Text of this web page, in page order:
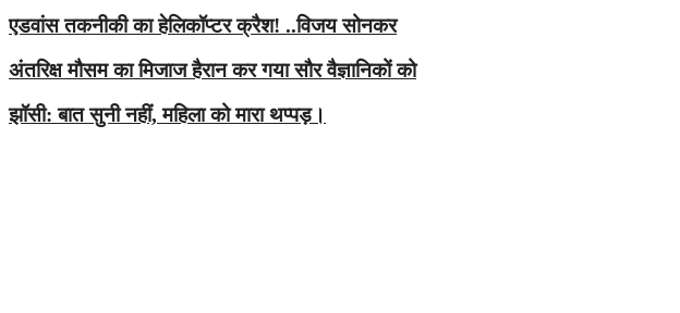
एडवांस तकनीकी का हेलिकॉप्टर क्रैश! ..विजय सोनकर
अंतरिक्ष मौसम का मिजाज हैरान कर गया सौर वैज्ञानिकों को
झॉसी: बात सुनी नहीं, महिला को मारा थप्पड़।